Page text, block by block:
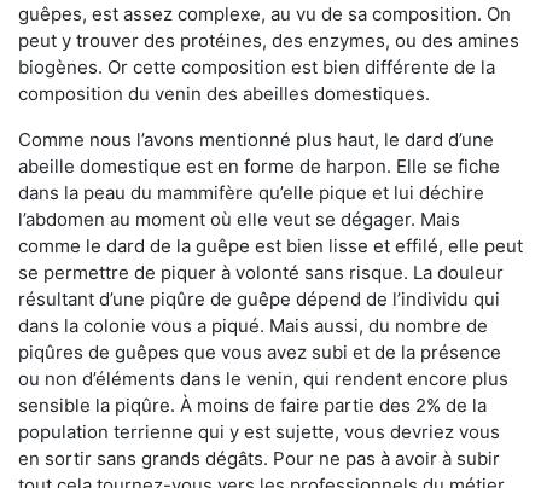
guêpes, est assez complexe, au vu de sa composition. On
peut y trouver des protéines, des enzymes, ou des amines
biogènes. Or cette composition est bien différente de la
composition du venin des abeilles domestiques.
Comme nous l’avons mentionné plus haut, le dard d’une
abeille domestique est en forme de harpon. Elle se fiche
dans la peau du mammifère qu’elle pique et lui déchire
l’abdomen au moment où elle veut se dégager. Mais
comme le dard de la guêpe est bien lisse et effilé, elle peut
se permettre de piquer à volonté sans risque. La douleur
résultant d’une piqûre de guêpe dépend de l’individu qui
dans la colonie vous a piqué. Mais aussi, du nombre de
piqûres de guêpes que vous avez subi et de la présence
ou non d’éléments dans le venin, qui rendent encore plus
sensible la piqûre. À moins de faire partie des 2% de la
population terrienne qui y est sujette, vous devriez vous
en sortir sans grands dégâts. Pour ne pas à avoir à subir